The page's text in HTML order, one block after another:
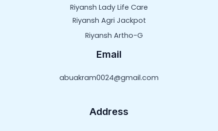
Riyansh Lady Life Care
Riyansh Agri Jackpot
Riyansh Artho-G
Email
abuakram0024@gmail.com
Address